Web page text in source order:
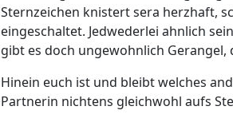
Sternzeichen knistert sera herzhaft,
eingeschaltet. Jedwederlei ahnlich
gibt es doch ungewohnlich
Hinein euch ist und bleibt welches
Partnerin nichtens gleichwohl aufs